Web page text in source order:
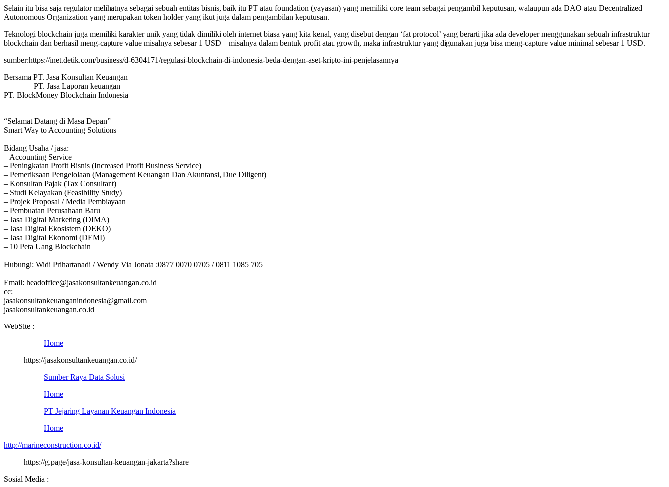
Selain itu bisa saja regulator melihatnya sebagai sebuah entitas bisnis, baik itu PT atau foundation (yayasan) yang memiliki core team sebagai pengambil keputusan, walaupun ada DAO atau Decentralized
Autonomous Organization yang merupakan token holder yang ikut juga dalam pengambilan keputusan.
Teknologi blockchain juga memiliki karakter unik yang tidak dimiliki oleh internet biasa yang kita kenal, yang disebut dengan ‘fat protocol’ yang berarti jika ada developer menggunakan sebuah infrastruktur
blockchain dan berhasil meng-capture value misalnya sebesar 1 USD – misalnya dalam bentuk profit atau growth, maka infrastruktur yang digunakan juga bisa meng-capture value minimal sebesar 1 USD.
sumber:https://inet.detik.com/business/d-6304171/regulasi-blockchain-di-indonesia-beda-dengan-aset-kripto-ini-penjelasannya
Bersama PT. Jasa Konsultan Keuangan
PT. Jasa Laporan keuangan
PT. BlockMoney Blockchain Indonesia
“Selamat Datang di Masa Depan”
Smart Way to Accounting Solutions
Bidang Usaha / jasa:
– Accounting Service
– Peningkatan Profit Bisnis (Increased Profit Business Service)
– Pemeriksaan Pengelolaan (Management Keuangan Dan Akuntansi, Due Diligent)
– Konsultan Pajak (Tax Consultant)
– Studi Kelayakan (Feasibility Study)
– Projek Proposal / Media Pembiayaan
– Pembuatan Perusahaan Baru
– Jasa Digital Marketing (DIMA)
– Jasa Digital Ekosistem (DEKO)
– Jasa Digital Ekonomi (DEMI)
– 10 Peta Uang Blockchain
Hubungi: Widi Prihartanadi / Wendy Via Jonata :0877 0070 0705 / 0811 1085 705
Email: headoffice@jasakonsultankeuangan.co.id
cc:
jasakonsultankeuanganindonesia@gmail.com
jasakonsultankeuangan.co.id
WebSite :
Home
https://jasakonsultankeuangan.co.id/
Sumber Raya Data Solusi
Home
PT Jejaring Layanan Keuangan Indonesia
Home
http://marineconstruction.co.id/
https://g.page/jasa-konsultan-keuangan-jakarta?share
Sosial Media :